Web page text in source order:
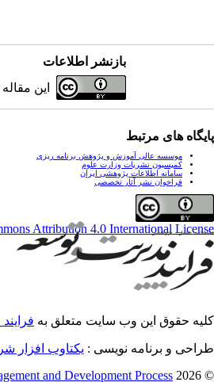
بازنشر اطلاعات
این
پایگاه های مرتبط
موسسه عالی آموزش و پژوهش برنامه ریزی
کمیسیون نشریات وزارت علوم
سامانه اطلاعات پژوهشی ایران
فراخوان نشر آثار تخصصی
Attribution 4.0 International License
کلیه حقوق این وب سایت متعلق به
طراحی و برنامه نویسی : یکتاوب افزار
© 2026 CC BY-NC 4.0 |
and Development Process